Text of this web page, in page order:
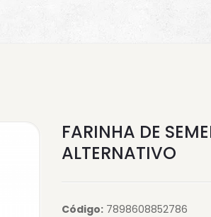
FARINHA DE
ALTERNATIVO
Código:7898608852786